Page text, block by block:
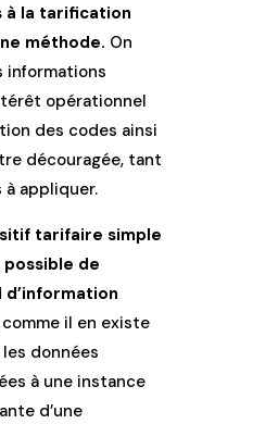
à la tarification
méthode. On
informations
opérationnel
des codes ainsi
découragée, tant
appliquer.
tarifaire simple
possible de
comme il en existe
données
à une instance
d’une